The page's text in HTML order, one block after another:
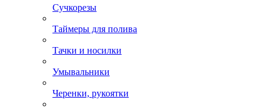
Сучкорезы
Таймеры для полива
Тачки и носилки
Умывальники
Черенки, рукоятки